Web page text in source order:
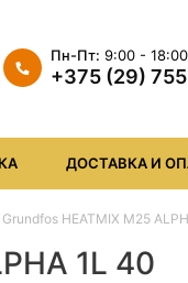
Пн-Пт: 9:00 - 18:00
+375 (29)
+375 (17) XXX
ДОСТАВКА И
HEATMIX M25
1L 40